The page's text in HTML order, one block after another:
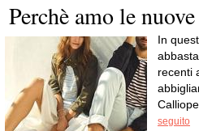
Perchè amo le
In
recenti
seguito